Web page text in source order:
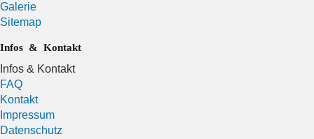
Galerie
Sitemap
Infos & Kontakt
Infos & Kontakt
FAQ
Kontakt
Impressum
Datenschutz